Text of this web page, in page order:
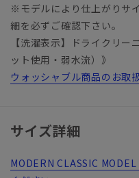
※モデルにより仕上がりサ
細を必ずご確認下さい。
【洗濯表示】ドライクリ
ット使用・弱水流）》
ウォッシャブル商品のお取
サイズ詳細
MODERN CLASSIC